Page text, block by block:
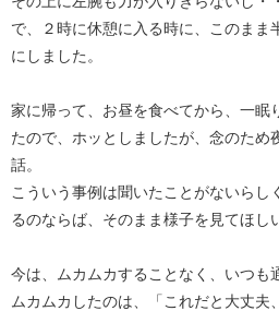
で、２時に休憩に入る時に、このまま
にしました。
家に帰って、お昼を食べてから、一眠
たので、ホッとしましたが、念のため
話。
こういう事例は聞いたことがないらし
るのならば、そのまま様子を見てほし
今は、ムカムカすることなく、いつも
ムカムカしたのは、「これだと大丈夫